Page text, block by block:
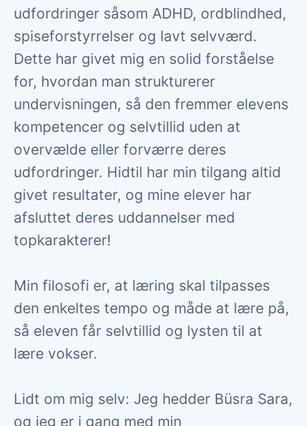
udfordringer såsom ADHD, ordblindhed,
spiseforstyrrelser og lavt selvværd.
Dette har givet mig en solid forståelse
for, hvordan man strukturerer
undervisningen, så den fremmer elevens
kompetencer og selvtillid uden at
overvælde eller forværre deres
udfordringer. Hidtil har min tilgang altid
givet resultater, og mine elever har
afsluttet deres uddannelser med
topkarakterer!
Min filosofi er, at læring skal tilpasses
den enkeltes tempo og måde at lære på,
så eleven får selvtillid og lysten til at
lære vokser.
Lidt om mig selv: Jeg hedder Büsra Sara,
og jeg er i gang med min